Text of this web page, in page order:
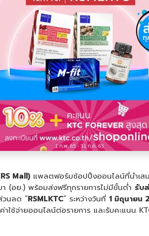
Mall) แพลตฟอร์มช้อปปิ้งออนไลน์ที่นำเส
(อย.) พร้อมส่งฟรีทุกรายการไม่มีขั้นต่ำ รับ
วนลด “RSMLKTC” ระหว่างวันที่ 1 มิถุนายน
ใช้จ่ายออนไลน์ต่อรายการ และรับคะแนน